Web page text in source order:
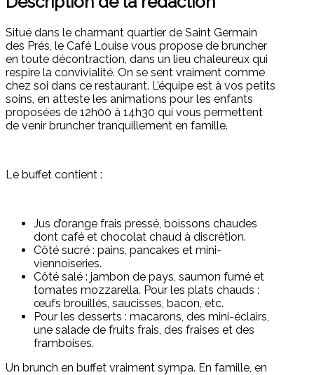
Situé dans le charmant quartier de Saint Germain
des Prés, le Café Louise vous propose de bruncher
en toute décontraction, dans un lieu chaleureux qui
respire la convivialité. On se sent vraiment comme
chez soi dans ce restaurant. L’équipe est à vos petits
soins, en atteste les animations pour les enfants
proposées de 12h00 à 14h30 qui vous permettent
de venir bruncher tranquillement en famille.
Le buffet contient :
Jus d’orange frais pressé, boissons chaudes
dont café et chocolat chaud à discrétion.
Côté sucré : pains, pancakes et mini-
viennoiseries.
Côté salé : jambon de pays, saumon fumé et
tomates mozzarella. Pour les plats chauds :
œufs brouillés, saucisses, bacon, etc.
Pour les desserts : macarons, des mini-éclairs,
une salade de fruits frais, des fraises et des
framboises.
Un brunch en buffet vraiment sympa. En famille, en